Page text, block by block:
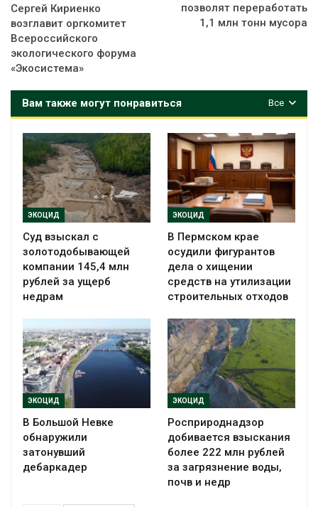
Сергей Кириенко
возглавит оргкомитет
Всероссийского
экологического форума
«Экосистема»
позволят переработать
1,1 млн тонн мусора
Все
Вам также могут понравиться
ЭКОЦИД
Суд взыскал с
золотодобывающей
компании 145,4 млн
рублей за ущерб
недрам
ЭКОЦИД
В Пермском крае
осудили фигурантов
дела о хищении
средств на утилизации
строительных отходов
ЭКОЦИД
В Большой Невке
обнаружили
затонувший
дебаркадер
ЭКОЦИД
Росприроднадзор
добивается взыскания
более 222 млн рублей
за загрязнение воды,
почв и недр